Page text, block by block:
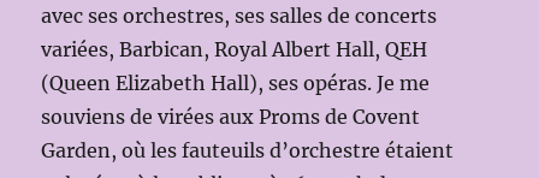
avec ses orchestres, ses salles de concerts
variées, Barbican, Royal Albert Hall, QEH
(Queen Elizabeth Hall), ses opéras. Je me
souviens de virées aux Proms de Covent
Garden, où les fauteuils d’orchestre étaient